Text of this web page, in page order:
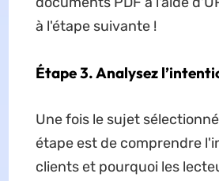
à l'étape suivante !
Étape 3. Analysez
Une fois le sujet
étape est de comprendre
clients et pourquoi les